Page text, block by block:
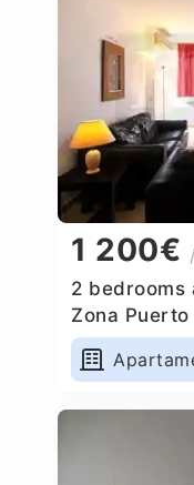
1 200€
2
Zona